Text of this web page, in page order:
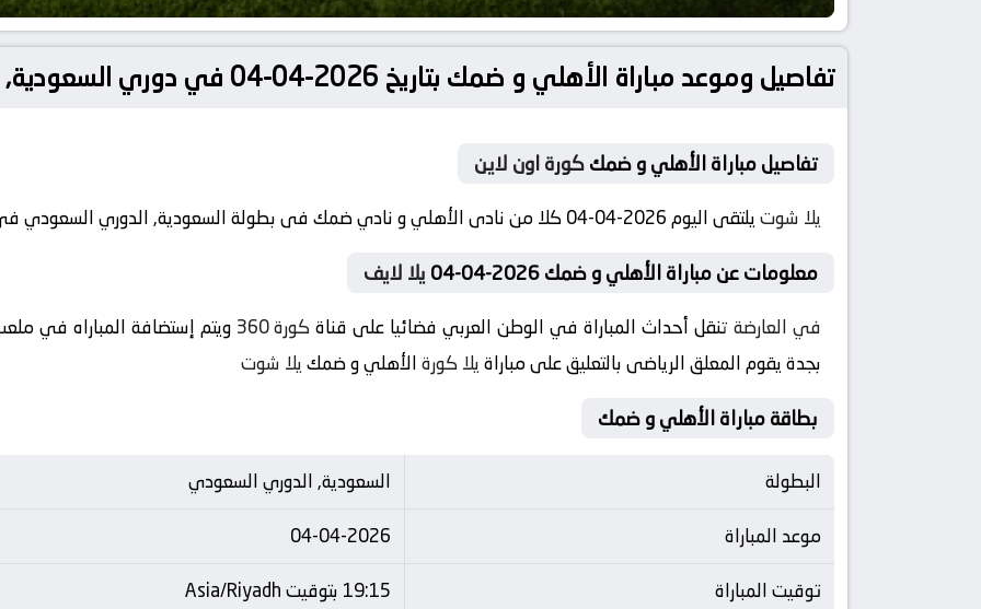
تفاصيل وموعد مباراة الأهلي و ضمك بتاريخ 2026-04-04 في دوري السعودية, الدوري السعودي
تفاصيل مباراة الأهلي و ضمككورة اون لاين
يلا شوتيلتقى اليوم 2026-04-04 كلا من نادى الأهلي و نادي ضمك فى بطولة السعودية, الدوري السعودي فى تمام الساعه 19:15 بتوقيت مصر
معلومات عن مباراة الأهلي و ضمك 2026-04-04 يلا لايف
في العارضةتنقل أحداث المباراة في الوطن العربي فضائيا على قناةكورة 360
ويتم إستضافة المباراه في
بجدة يقوم المعلق الرياضى بالتعليق على مباراةيلا كورةالأهلي و ضمكيلا شوت
بطاقة مباراة الأهلي و ضمك
البطولة
السعودية, الدوري السعودي
موعد المباراة
04-04-2026
توقيت المباراة
19:15 بتوقيت Asia/Riyadh